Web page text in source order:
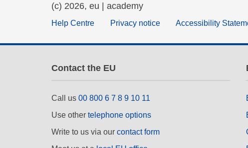
(c) 2026, eu | academy
Help Centre Privacy notice Accessibility
Contact the EU
Call us 00 800 6 7 8 9 10 11
Use other telephone options
Write to us via our contact form